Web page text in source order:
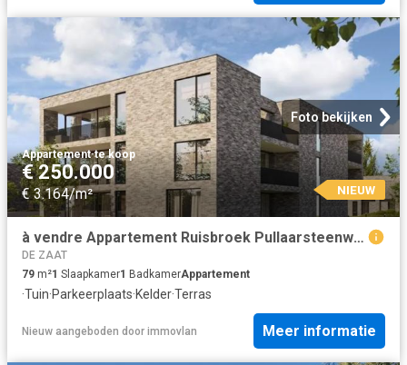
Foto bekijken
Appartement·te koop
€ 250.000
€ 3.164/m² NIEUW
à vendre Appartement Ruisbroek Pullaarsteenweg
DE ZAAT
79 m²1 Slaapkamer1 BadkamerAppartement
·Tuin·Parkeerplaats·Kelder·Terras
Nieuw aangeboden door immovlan Meer informatie